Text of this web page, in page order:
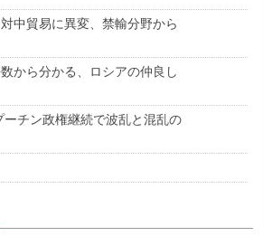
中貿易に異変、禁輸分野から
から分かる、ロシアの仲良し
ーチン政権継続で波乱と混乱の